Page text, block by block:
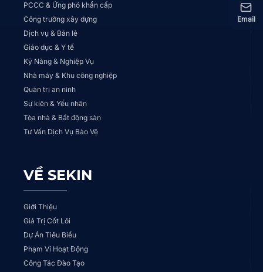
Email
PCCC & Ứng phó khẩn cấp
Công trường xây dựng
Dịch vụ & Bán lẻ
Giáo dục & Y tế
Kỹ Năng & Nghiệp Vụ
Nhà máy & Khu công nghiệp
Quản trị an ninh
Sự kiện & Yếu nhân
Tòa nhà & Bất động sản
Tư Vấn Dịch Vụ Bảo Vệ
VỀ SEKIN
Giới Thiệu
Giá Trị Cốt Lõi
Dự Án Tiêu Biểu
Phạm Vi Hoạt Động
Công Tác Đào Tạo